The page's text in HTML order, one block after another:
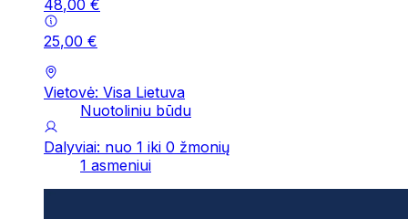
48,00 €
25,00 €
Vietovė: Visa Lietuva
Nuotoliniu būdu
Dalyviai: nuo 1 iki 0 žmonių
1 asmeniui